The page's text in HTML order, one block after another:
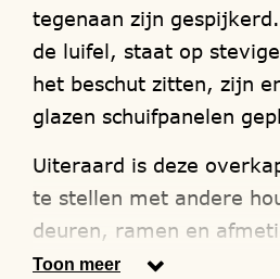
tegenaan zijn
de luifel, staat op
het beschut zitten, zijn
glazen schuifpanelen
Uiteraard is deze
te stellen met andere
deuren, ramen en
timmeren, leveren en
Toon meer